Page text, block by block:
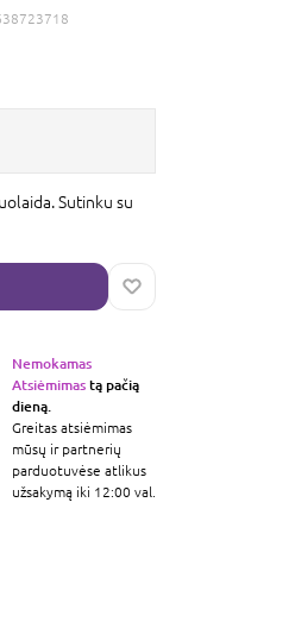
Sutinku su
Nemokamas
Atsiėmimastą pačią
dieną.
Greitas atsiėmimas
mūsų ir partnerių
parduotuvėse atlikus
užsakymą iki 12:00 val.